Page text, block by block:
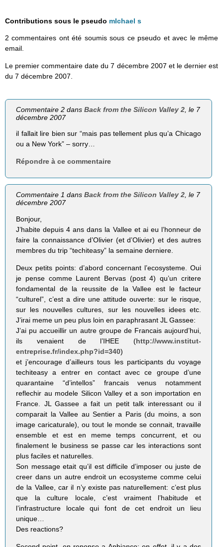
Contributions sous le pseudo mIchael s
2 commentaires ont été soumis sous ce pseudo et avec le même
email.
Le premier commentaire date du 7 décembre 2007 et le dernier est
du 7 décembre 2007.
Commentaire 2 dansBack from the Silicon Valley 2, le 7
décembre 2007
il fallait lire bien sur “mais pas tellement plus qu’a Chicago
ou a New York” – sorry…
Répondre à ce commentaire
Commentaire 1 dansBack from the Silicon Valley 2, le 7
décembre 2007
Bonjour,
J’habite depuis 4 ans dans la Vallee et ai eu l’honneur de
faire la connaissance d’Olivier (et d’Olivier) et des autres
membres du trip “techiteasy” la semaine derniere.
Deux petits points: d’abord concernant l’ecosysteme. Oui
je pense comme Laurent Bervas (post 4) qu’un critere
fondamental de la reussite de la Vallee est le facteur
“culturel”, c’est a dire une attitude ouverte: sur le risque,
sur les nouvelles cultures, sur les nouvelles idees etc.
J’irai meme un peu plus loin en paraphrasant JL Gassee:
J’ai pu accueillir un autre groupe de Francais aujourd’hui,
ils venaient de l’IHEE (http://www.institut-
entreprise.fr/index.php?id=340)
et j’encourage d’ailleurs tous les participants du voyage
techiteasy a entrer en contact avec ce groupe d’une
quarantaine “d’intellos” francais venus notamment
reflechir au modele Silicon Valley et a son importation en
France. JL Gassee a fait un petit talk interessant ou il
comparait la Vallee au Sentier a Paris (du moins, a son
image caricaturale), ou tout le monde se connait, travaille
ensemble et est en meme temps concurrent, et ou
finalement le business se passe car les interactions sont
plus faciles et naturelles.
Son message etait qu’il est difficile d’imposer ou juste de
creer dans un autre endroit un ecosysteme comme celui
de la Vallee, car il n’y existe pas naturellement: c’est plus
que la culture locale, c’est vraiment l’habitude et
l’infrastructure locale qui font de cet endroit un lieu
unique…
Des reactions?